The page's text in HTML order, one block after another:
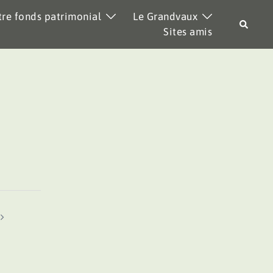
fonds patrimonial
Le Grandvaux
Sites amis